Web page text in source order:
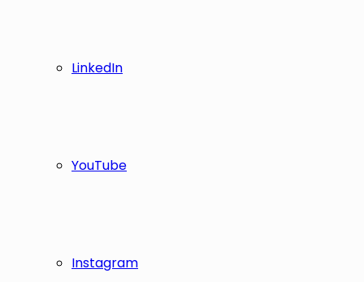
LinkedIn
YouTube
Instagram